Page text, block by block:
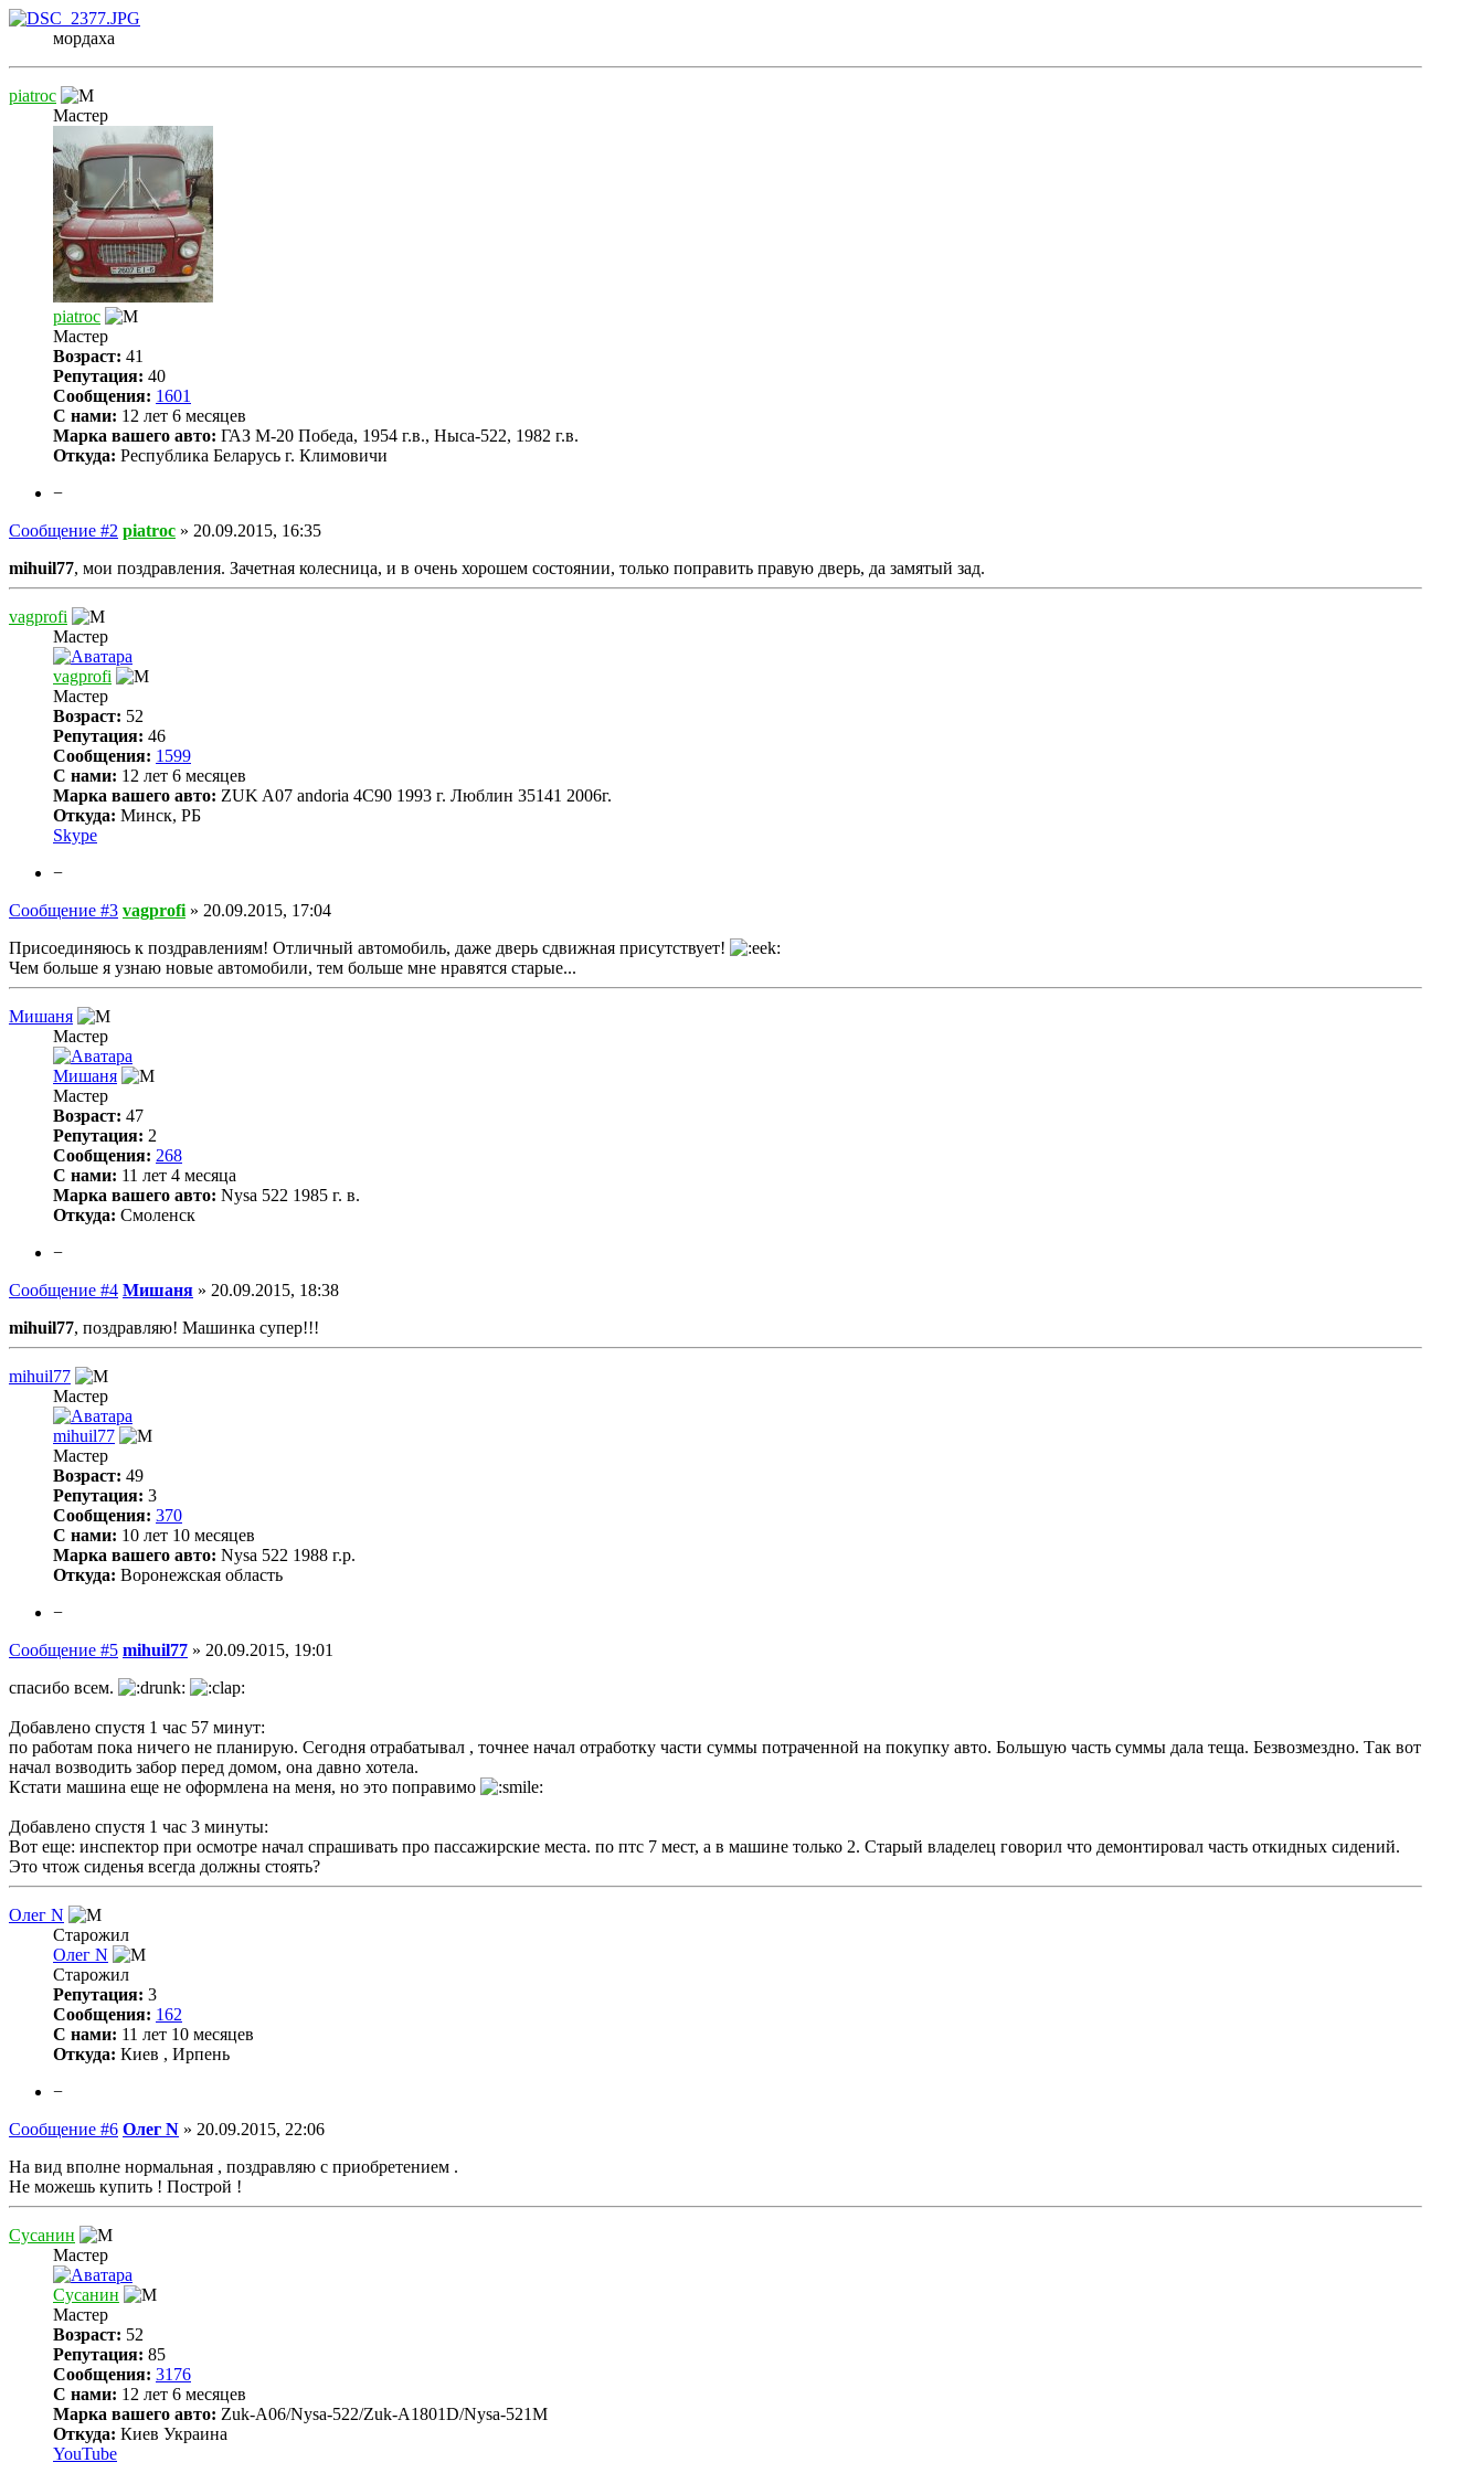
мордаха
piatroc
Мастер
piatroc
Мастер
Возраст: 41
Репутация: 40
Сообщения: 1601
С нами: 12 лет 6 месяцев
Марка вашего авто: ГАЗ М-20 Победа, 1954 г.в., Ныса-522, 1982 г.в.
Откуда: Республика Беларусь г. Климовичи
−
Сообщение #2 piatroc » 20.09.2015, 16:35
mihuil77, мои поздравления. Зачетная колесница, и в очень хорошем состоянии, только поправить правую дверь, да замятый зад.
vagprofi
Мастер
vagprofi
Мастер
Возраст: 52
Репутация: 46
Сообщения: 1599
С нами: 12 лет 6 месяцев
Марка вашего авто: ZUK A07 andoria 4C90 1993 г. Люблин 35141 2006г.
Откуда: Минск, РБ
Skype
−
Сообщение #3 vagprofi » 20.09.2015, 17:04
Присоединяюсь к поздравлениям! Отличный автомобиль, даже дверь сдвижная присутствует!
Чем больше я узнаю новые автомобили, тем больше мне нравятся старые...
Мишаня
Мастер
Мишаня
Мастер
Возраст: 47
Репутация: 2
Сообщения: 268
С нами: 11 лет 4 месяца
Марка вашего авто: Nysa 522 1985 г. в.
Откуда: Смоленск
−
Сообщение #4 Мишаня » 20.09.2015, 18:38
mihuil77, поздравляю! Машинка супер!!!
mihuil77
Мастер
mihuil77
Мастер
Возраст: 49
Репутация: 3
Сообщения: 370
С нами: 10 лет 10 месяцев
Марка вашего авто: Nysa 522 1988 г.р.
Откуда: Воронежская область
−
Сообщение #5 mihuil77 » 20.09.2015, 19:01
спасибо всем.
Добавлено спустя 1 час 57 минут:
по работам пока ничего не планирую. Сегодня отрабатывал , точнее начал отработку части суммы потраченной на покупку авто. Большую часть суммы дала теща. Безвозмездно. Так вот
начал возводить забор перед домом, она давно хотела.
Кстати машина еще не оформлена на меня, но это поправимо
Добавлено спустя 1 час 3 минуты:
Вот еще: инспектор при осмотре начал спрашивать про пассажирские места. по птс 7 мест, а в машине только 2. Старый владелец говорил что демонтировал часть откидных сидений.
Это чтож сиденья всегда должны стоять?
Олег N
Старожил
Олег N
Старожил
Репутация: 3
Сообщения: 162
С нами: 11 лет 10 месяцев
Откуда: Киев , Ирпень
−
Сообщение #6 Олег N » 20.09.2015, 22:06
На вид вполне нормальная , поздравляю с приобретением .
Не можешь купить ! Построй !
Сусанин
Мастер
Сусанин
Мастер
Возраст: 52
Репутация: 85
Сообщения: 3176
С нами: 12 лет 6 месяцев
Марка вашего авто: Zuk-A06/Nysa-522/Zuk-A1801D/Nysa-521M
Откуда: Киев Украина
YouTube